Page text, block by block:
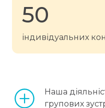
50
індивідуальних
Наша
групових